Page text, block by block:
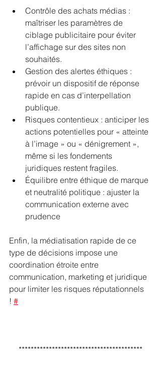
Contrôle des achats médias :
maîtriser les paramètres de
ciblage publicitaire pour éviter
l’affichage sur des sites non
souhaités.
Gestion des alertes éthiques :
prévoir un dispositif de réponse
rapide en cas d’interpellation
publique.
Risques contentieux : anticiper les
actions potentielles pour « atteinte
à l’image » ou « dénigrement »,
même si les fondements
juridiques restent fragiles.
Équilibre entre éthique de marque
et neutralité politique : ajuster la
communication externe avec
prudence
Enfin, la médiatisation rapide de ce
type de décisions impose une
coordination étroite entre
communication, marketing et juridique
pour limiter les risques réputationnels
! #
*****************************************